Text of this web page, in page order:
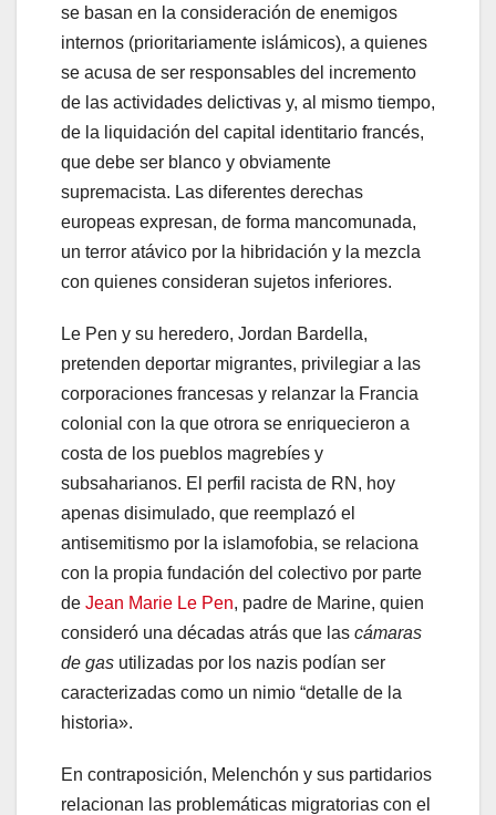
se basan en la consideración de enemigos
internos (prioritariamente islámicos), a quienes
se acusa de ser responsables del incremento
de las actividades delictivas y, al mismo tiempo,
de la liquidación del capital identitario francés,
que debe ser blanco y obviamente
supremacista. Las diferentes derechas
europeas expresan, de forma mancomunada,
un terror atávico por la hibridación y la mezcla
con quienes consideran sujetos inferiores.
Le Pen y su heredero, Jordan Bardella,
pretenden deportar migrantes, privilegiar a las
corporaciones francesas y relanzar la Francia
colonial con la que otrora se enriquecieron a
costa de los pueblos magrebíes y
subsaharianos. El perfil racista de RN, hoy
apenas disimulado, que reemplazó el
antisemitismo por la islamofobia, se relaciona
con la propia fundación del colectivo por parte
de Jean Marie Le Pen, padre de Marine, quien
consideró una décadas atrás que las cámaras
de gas utilizadas por los nazis podían ser
caracterizadas como un nimio “detalle de la
historia».
En contraposición, Melenchón y sus partidarios
relacionan las problemáticas migratorias con el